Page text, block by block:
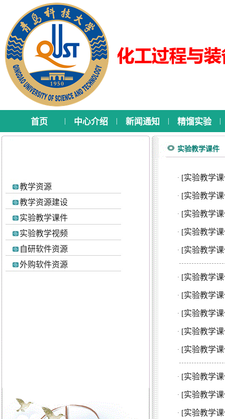
首页 | 中心介绍 | 新闻通知 | 精馏实验 |
教学资源
教学资源建设
实验教学课件
实验教学视频
自研软件资源
外购软件资源
实验教学课件
· [实验教学
· [实验教学
· [实验教学
· [实验教学
· [实验教学
· [实验教学
· [实验教学
· [实验教学
· [实验教学
· [实验教学
· [实验教学
· [实验教学
· [实验教学